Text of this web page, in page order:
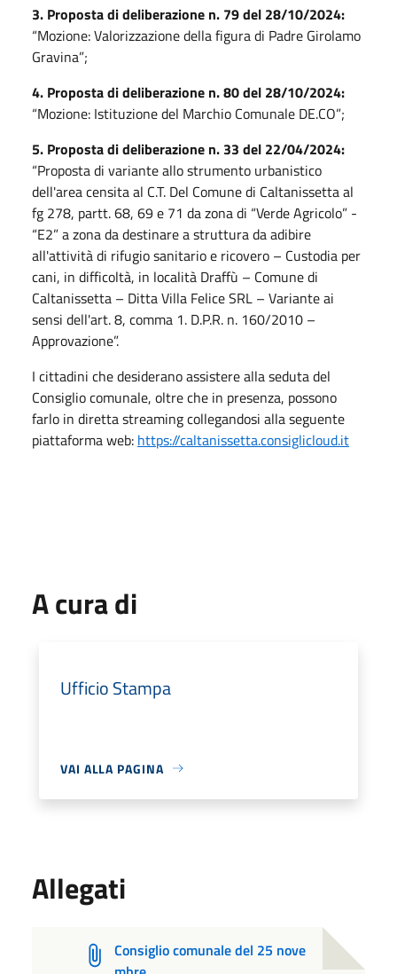
3. Proposta di deliberazione n. 79 del 28/10/2024:
“Mozione: Valorizzazione della figura di Padre Girolamo
Gravina”;
4. Proposta di deliberazione n. 80 del 28/10/2024:
“Mozione: Istituzione del Marchio Comunale DE.CO”;
5. Proposta di deliberazione n. 33 del 22/04/2024:
“Proposta di variante allo strumento urbanistico
dell'area censita al C.T. Del Comune di Caltanissetta al
fg 278, partt. 68, 69 e 71 da zona di “Verde Agricolo” -
“E2” a zona da destinare a struttura da adibire
all'attività di rifugio sanitario e ricovero – Custodia per
cani, in difficoltà, in località Draffù – Comune di
Caltanissetta – Ditta Villa Felice SRL – Variante ai
sensi dell'art. 8, comma 1. D.P.R. n. 160/2010 –
Approvazione”.
I cittadini che desiderano assistere alla seduta del
Consiglio comunale, oltre che in presenza, possono
farlo in diretta streaming collegandosi alla seguente
piattaforma web: https://caltanissetta.consiglicloud.it
A cura di
Ufficio Stampa
VAI ALLA PAGINA
Allegati
Consiglio comunale del 25 nove